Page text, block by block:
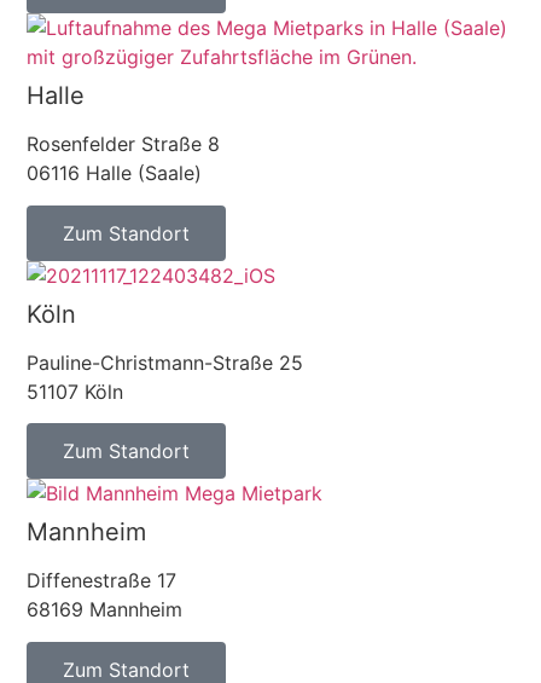
Halle
Rosenfelder Straße 8
06116 Halle (Saale)
Zum Standort
Köln
Pauline-Christmann-Straße 25
51107 Köln
Zum Standort
Mannheim
Diffenestraße 17
68169 Mannheim
Zum Standort